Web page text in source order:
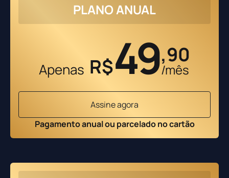
PLANO ANUAL
Apenas R$49,90
/mês
Assine agora
Pagamento anual ou parcelado no cartão